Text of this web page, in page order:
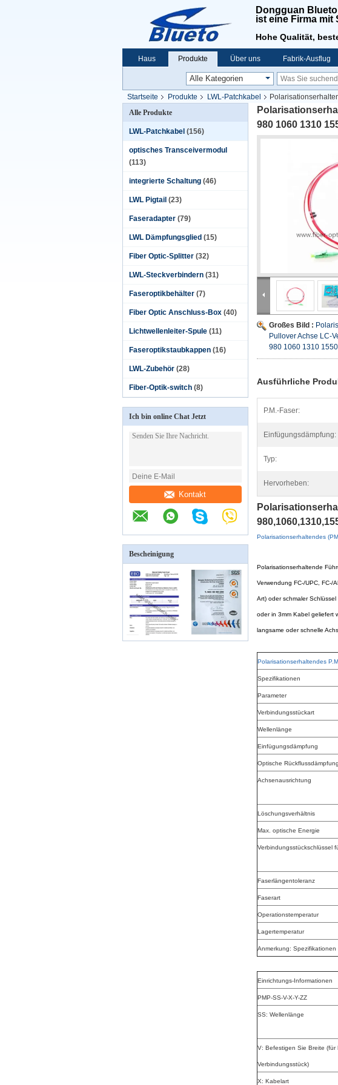
Dongguan
ist eine Firma mit
Hohe Qualität,
Haus Produkte Über uns Fabrik-Ausflug
Startseite Produkte LWL-Patchkabel
Alle Produkte
LWL-Patchkabel (156)
optisches Transceivermodul
(113)
integrierte Schaltung (46)
LWL Pigtail (23)
Faseradapter (79)
LWL Dämpfungsglied (15)
Fiber Optic-Splitter (32)
LWL-Steckverbindern (31)
Faseroptikbehälter (7)
Fiber Optic Anschluss-Box (40)
Lichtwellenleiter-Spule (11)
Faseroptikstaubkappen (16)
LWL-Zubehör (28)
Fiber-Optik-switch (8)
Ich bin online Chat Jetzt
Kontakt
Bescheinigung
980 1060 1310
Großes Bild :
Pullover Achse LC-
980 1060 1310
Ausführliche
P.M.-Faser:
Einfügungsdämpfung:
Typ:
Hervorheben:
Polarisationserhaltendes
Polarisationserhaltende
Verwendung FC-/UPC, FC-/
Art) oder schmaler
oder in 3mm Kabel geliefert
langsame oder schnelle
Polarisationserhaltendes
Spezifikationen
Parameter
Verbindungsstückart
Wellenlänge
Einfügungsdämpfung
Optische Rückflussdämpfung
Achsenausrichtung
Löschungsverhältnis
Max. optische Energie
Verbindungsstückschlüssel
Faserlängentoleranz
Faserart
Operationstemperatur
Lagertemperatur
Anmerkung:
Einrichtungs-Informationen
PMP-SS-V-X-Y-ZZ
SS: Wellenlänge
V: Befestigen Sie Breite (für
Verbindungsstück)
X: Kabelart